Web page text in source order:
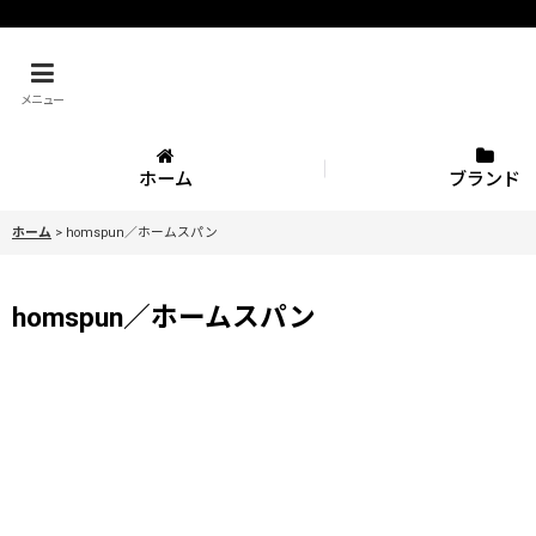
メニュー
ホーム ブランド
ホーム > homspun／ホームスパン
homspun／ホームスパン